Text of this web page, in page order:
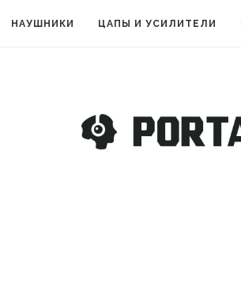
НАУШНИКИ ЦАПЫ И УСИЛИТЕЛИ